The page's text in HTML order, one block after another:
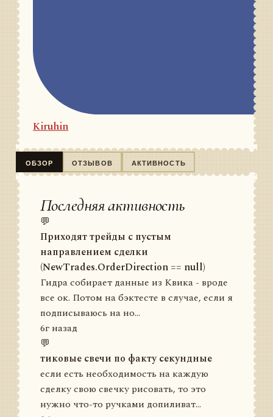
Kiruhin
ОБЗОР ОТЗЫВОВ АКТИВНОСТЬ
Последняя активность
💬
Приходят трейды с пустым
направлением сделки
(NewTrades.OrderDirection == null)
Гидра собирает данные из Квика - вроде
все ок. Потом на бэктесте в случае, если я
подписываюсь на но...
6г назад
💬
тиковые свечи по факту секундные
если есть необходимость на каждую
сделку свою свечку рисовать, то это
нужно что-то ручками допиливат...